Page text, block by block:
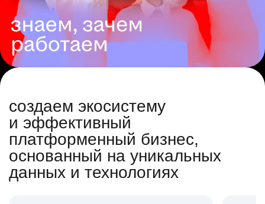
создаем экосистему
и эффективный
платформенный бизнес,
основанный на уникальных
данных и технологиях